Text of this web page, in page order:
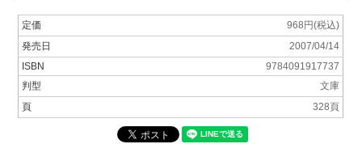
定価
968円(税込)
発売日
2007/04/14
ISBN
9784091917737
判型
文庫
頁
328頁